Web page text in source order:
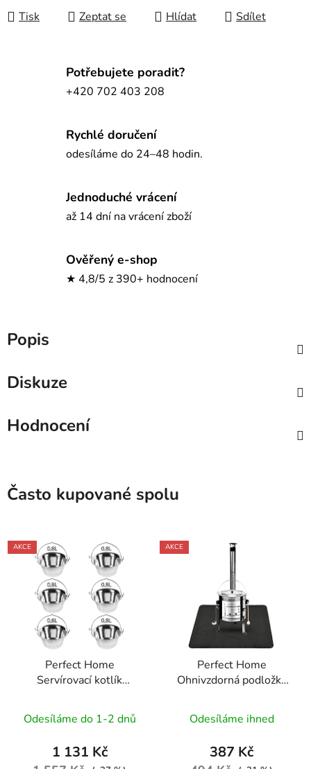
Tisk Zeptat se Hlídat Sdílet
Potřebujete poradit?
+420 702 403 208
Rychlé doručení
odesíláme do 24–48 hodin.
Jednoduché vrácení
až 14 dní na vrácení zboží
Ověřený e-shop
★ 4,8/5 z 390+ hodnocení
Popis
Diskuze
Hodnocení
Často kupované spolu
AKCE
Perfect Home
Servírovací kotlík
12141
Odesíláme do 1-2 dnů
1 131 Kč
AKCE
Perfect Home
Ohnivzdorná podložka
černá, 73561
Odesíláme ihned
387 Kč